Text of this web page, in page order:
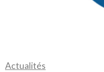
Actualités